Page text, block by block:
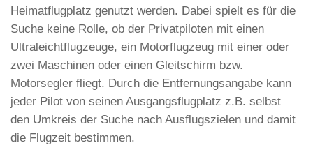
Heimatflugplatz genutzt werden. Dabei spielt es für die
Suche keine Rolle, ob der Privatpiloten mit einen
Ultraleichtflugzeuge, ein Motorflugzeug mit einer oder
zwei Maschinen oder einen Gleitschirm bzw.
Motorsegler fliegt. Durch die Entfernungsangabe kann
jeder Pilot von seinen Ausgangsflugplatz z.B. selbst
den Umkreis der Suche nach Ausflugszielen und damit
die Flugzeit bestimmen.